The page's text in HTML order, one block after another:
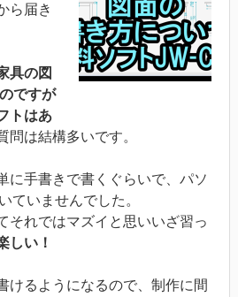
ら届き
具の図
ですが
トはあ
問は結構多いです。
に手書きで書くぐらいで、パソ
ていませんでした。
それではマズイと思いいざ習っ
しい！
けるようになるので、制作に間